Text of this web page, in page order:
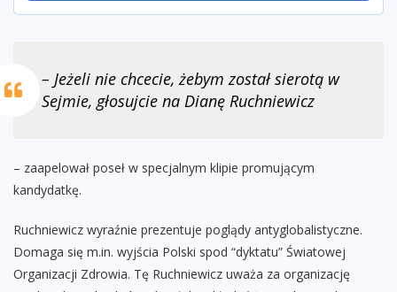
– Jeżeli nie chcecie, żebym został sierotą w
Sejmie, głosujcie na Dianę Ruchniewicz
– zaapelował poseł w specjalnym klipie promującym
kandydatkę.
Ruchniewicz wyraźnie prezentuje poglądy antyglobalistyczne.
Domaga się m.in. wyjścia Polski spod “dyktatu” Światowej
Organizacji Zdrowia. Tę Ruchniewicz uważa za organizację